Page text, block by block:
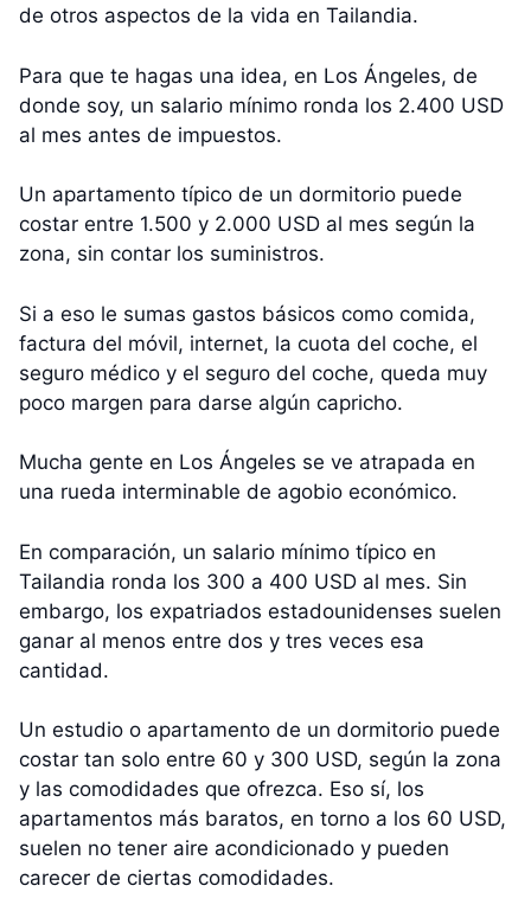
de otros aspectos de la vida en Tailandia.
Para que te hagas una idea, en Los Ángeles, de
donde soy, un salario mínimo ronda los 2.400 USD
al mes antes de impuestos.
Un apartamento típico de un dormitorio puede
costar entre 1.500 y 2.000 USD al mes según la
zona, sin contar los suministros.
Si a eso le sumas gastos básicos como comida,
factura del móvil, internet, la cuota del coche, el
seguro médico y el seguro del coche, queda muy
poco margen para darse algún capricho.
Mucha gente en Los Ángeles se ve atrapada en
una rueda interminable de agobio económico.
En comparación, un salario mínimo típico en
Tailandia ronda los 300 a 400 USD al mes. Sin
embargo, los expatriados estadounidenses suelen
ganar al menos entre dos y tres veces esa
cantidad.
Un estudio o apartamento de un dormitorio puede
costar tan solo entre 60 y 300 USD, según la zona
y las comodidades que ofrezca. Eso sí, los
apartamentos más baratos, en torno a los 60 USD,
suelen no tener aire acondicionado y pueden
carecer de ciertas comodidades.